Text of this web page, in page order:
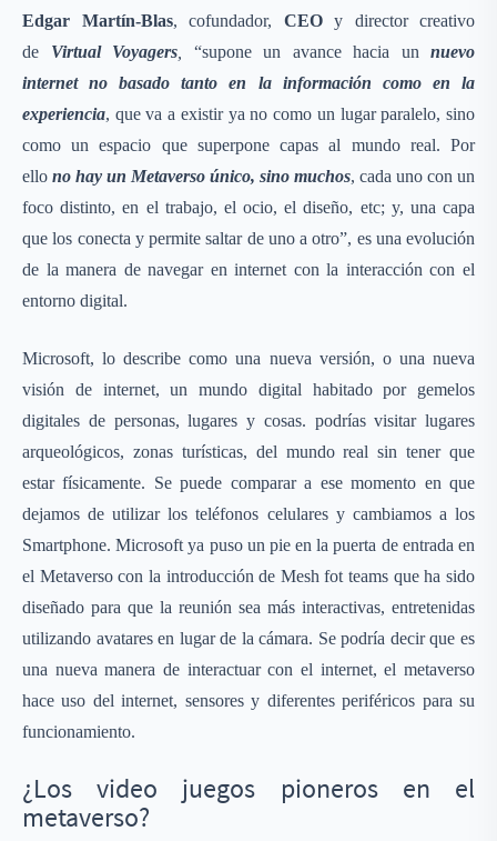
Edgar Martín-Blas, cofundador, CEOy director creativo
de Virtual Voyagers “supone un avance hacia un nuevo
internet no basado tanto en la información como en la
experiencia, que va a existir ya no como un lugar paralelo, sino
como un espacio que superpone capas al mundo real. Por
ello no hay un Metaverso único, sino muchos, cada uno con un
foco distinto, en el trabajo, el ocio, el diseño, etc; y, una capa
que los conecta y permite saltar de uno a otro”, es una evolución
de la manera de navegar en internet con la interacción con el
entorno digital.
Microsoft, lo describe como una nueva versión, o una nueva
visión de internet, un mundo digital habitado por gemelos
digitales de personas, lugares y cosas. podrías visitar lugares
arqueológicos, zonas turísticas, del mundo real sin tener que
estar físicamente. Se puede comparar a ese momento en que
dejamos de utilizar los teléfonos celulares y cambiamos a los
Smartphone. Microsoft ya puso un pie en la puerta de entrada en
el Metaverso con la introducción de Mesh fot teams que ha sido
diseñado para que la reunión sea más interactivas, entretenidas
utilizando avatares en lugar de la cámara. Se podría decir que es
una nueva manera de interactuar con el internet, el metaverso
hace uso del internet, sensores y diferentes periféricos para su
funcionamiento.
¿Los video juegos pioneros en el
metaverso?